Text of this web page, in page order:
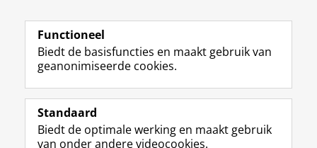
Volg de RUG
F
a
e
L
i
k
R
S
-
I
n
t
Y
o
T
Studiekiezers
Functioneel
Biedt de basisfuncties en maakt gebruik van
geanonimiseerde cookies.
Standaard
Biedt de optimale werking en maakt gebruik
van onder andere videocookies.